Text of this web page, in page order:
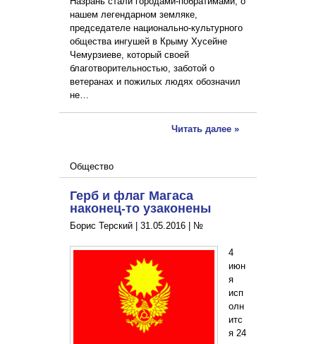
нашем легендарном земляке,
председателе национально-культурного
общества ингушей в Крыму Хусейне
Чемурзиеве, который своей
благотворительностью, заботой о
ветеранах и пожилых людях обозначил
не…
Читать далее »
Общество
Герб и флаг Магаса
наконец-то узаконены
Борис Терский | 31.05.2016 №
4
июн
я
исп
олн
итс
я 24